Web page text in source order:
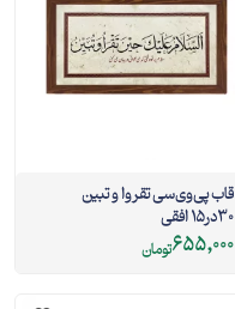
قاب پی‌وی‌سی تقروا و تبین
30در15 افقی
655,000تومان